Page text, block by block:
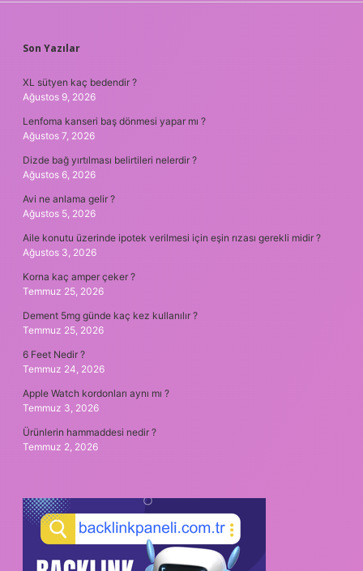
SIDEBAR
Son Yazılar
XL sütyen kaç bedendir ?
Ağustos 9, 2026
Lenfoma kanseri baş dönmesi yapar mı ?
Ağustos 7, 2026
Dizde bağ yırtılması belirtileri nelerdir ?
Ağustos 6, 2026
Avi ne anlama gelir ?
Ağustos 5, 2026
Aile konutu üzerinde ipotek verilmesi için eşin rızası gerekli midir ?
Ağustos 3, 2026
Korna kaç amper çeker ?
Temmuz 25, 2026
Dement 5mg günde kaç kez kullanılır ?
Temmuz 25, 2026
6 Feet Nedir ?
Temmuz 24, 2026
Apple Watch kordonları aynı mı ?
Temmuz 3, 2026
Ürünlerin hammaddesi nedir ?
Temmuz 2, 2026